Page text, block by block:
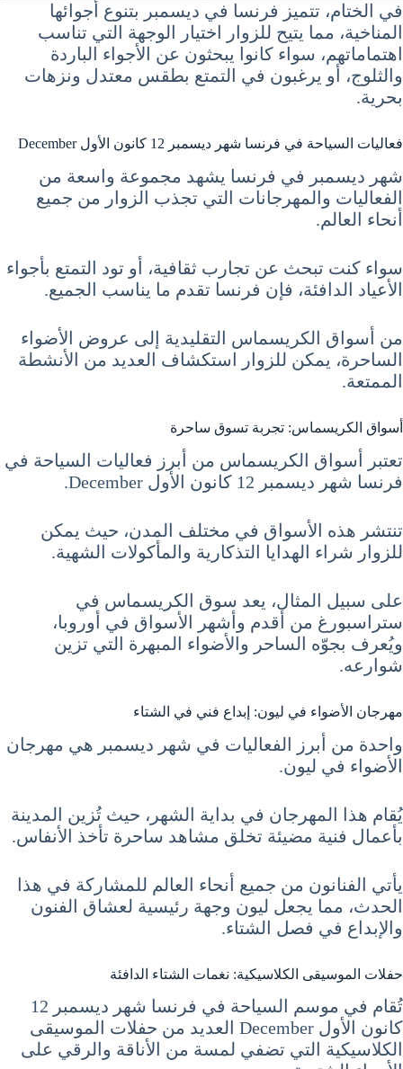
في الختام، تتميز فرنسا في ديسمبر بتنوع أجوائها
المناخية، مما يتيح للزوار اختيار الوجهة التي تناسب
اهتماماتهم، سواء كانوا يبحثون عن الأجواء الباردة
والثلوج، أو يرغبون في التمتع بطقس معتدل ونزهات
بحرية.
فعاليات السياحة في فرنسا شهر ديسمبر 12 كانون الأول December
شهر ديسمبر في فرنسا يشهد مجموعة واسعة من
الفعاليات والمهرجانات التي تجذب الزوار من جميع
أنحاء العالم.
سواء كنت تبحث عن تجارب ثقافية، أو تود التمتع بأجواء
الأعياد الدافئة، فإن فرنسا تقدم ما يناسب الجميع.
من أسواق الكريسماس التقليدية إلى عروض الأضواء
الساحرة، يمكن للزوار استكشاف العديد من الأنشطة
الممتعة.
أسواق الكريسماس: تجربة تسوق ساحرة
تعتبر أسواق الكريسماس من أبرز فعاليات السياحة في
فرنسا شهر ديسمبر 12 كانون الأول December.
تنتشر هذه الأسواق في مختلف المدن، حيث يمكن
للزوار شراء الهدايا التذكارية والمأكولات الشهية.
على سبيل المثال، يعد سوق الكريسماس في
ستراسبورغ من أقدم وأشهر الأسواق في أوروبا،
ويُعرف بجوّه الساحر والأضواء المبهرة التي تزين
شوارعه.
مهرجان الأضواء في ليون: إبداع فني في الشتاء
واحدة من أبرز الفعاليات في شهر ديسمبر هي مهرجان
الأضواء في ليون.
يُقام هذا المهرجان في بداية الشهر، حيث تُزين المدينة
بأعمال فنية مضيئة تخلق مشاهد ساحرة تأخذ الأنفاس.
يأتي الفنانون من جميع أنحاء العالم للمشاركة في هذا
الحدث، مما يجعل ليون وجهة رئيسية لعشاق الفنون
والإبداع في فصل الشتاء.
حفلات الموسيقى الكلاسيكية: نغمات الشتاء الدافئة
تُقام في موسم السياحة في فرنسا شهر ديسمبر 12
كانون الأول December العديد من حفلات الموسيقى
الكلاسيكية التي تضفي لمسة من الأناقة والرقي على